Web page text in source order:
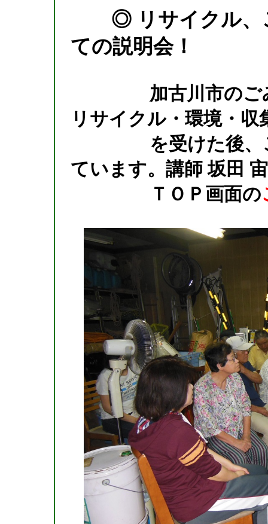
◎ リサイクル、ご
ての説明会！
加古川市のごみの
リサイクル・環境・
を受けた後、ご
ています。講師 坂田
ＴＯＰ画面の